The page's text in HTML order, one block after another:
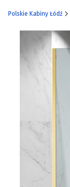
Polskie Kabiny Łódź